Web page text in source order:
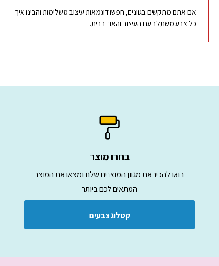
אם אתם מתקשים בגוונים, חפשו דוגמאות עיצוב משלימות והבינו איך
כל צבע משתלב עם העיצוב והאור בבית.
בחרו מוצר
בואו להכיר את מגוון המוצרים שלנו ומצאו את המוצר
המתאים לכם ביותר
קטלוג צבעים